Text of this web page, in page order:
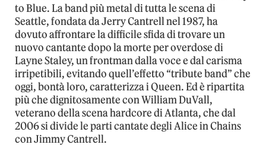
to Blue. La band più metal di tutta le scena di
Seattle, fondata da Jerry Cantrell nel 1987, ha
dovuto affrontare la difficile sfida di trovare un
nuovo cantante dopo la morte per overdose di
Layne Staley, un frontman dalla voce e dal carisma
irripetibili, evitando quell’effetto “tribute band” che
oggi, bontà loro, caratterizza i Queen. Ed è ripartita
più che dignitosamente con William DuVall,
veterano della scena hardcore di Atlanta, che dal
2006 si divide le parti cantate degli Alice in Chains
con Jimmy Cantrell.